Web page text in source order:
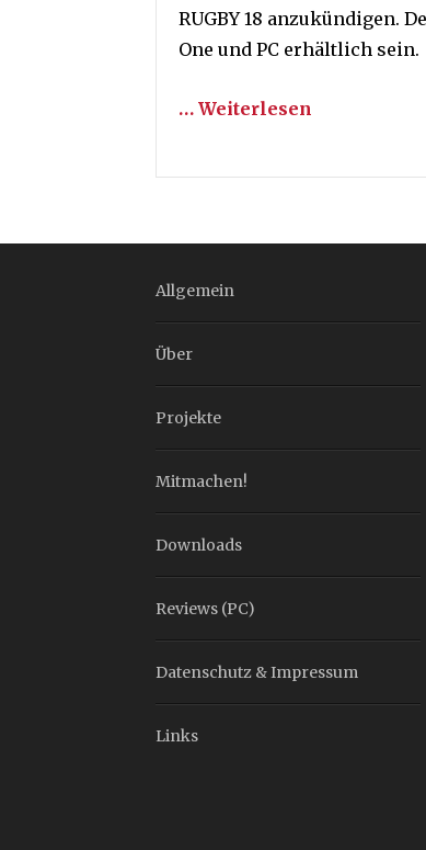
RUGBY 18 anzukündigen.
One und PC erhältlich sein.
… Weiterlesen
Allgemein
Über
Projekte
Mitmachen!
Downloads
Reviews (PC)
Datenschutz & Impressum
Links